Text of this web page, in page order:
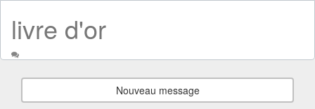
livre d'or
Nouveau message